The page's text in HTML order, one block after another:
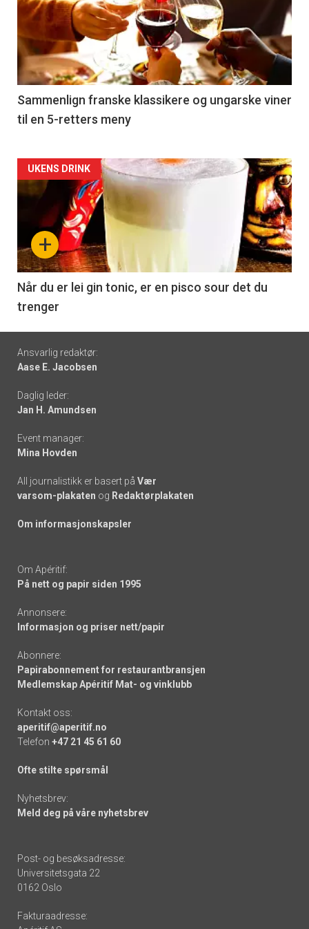
akkurat
nå
-
5
Sammenlign franske klassikere og ungarske viner
til en 5-retters meny
Forsiden
akkurat
nå
-
6
+
UKENS DRINK
Når du er lei gin tonic, er en pisco sour det du
trenger
Footer
-
links
Ansvarlig redaktør:
Aase E. Jacobsen
Daglig leder:
Jan H. Amundsen
Event manager:
Mina Hovden
All journalistikk er basert på Vær
varsom-plakaten og Redaktørplakaten
Om informasjonskapsler
Om Apéritif:
På nett og papir siden 1995
Annonsere:
Informasjon og priser nett/papir
Abonnere:
Papirabonnement for restaurantbransjen
Medlemskap Apéritif Mat- og vinklubb
Kontakt oss:
aperitif@aperitif.no
Telefon +47 21 45 61 60
Ofte stilte spørsmål
Nyhetsbrev:
Meld deg på våre nyhetsbrev
Post- og besøksadresse:
Universitetsgata 22
0162 Oslo
Fakturaadresse: